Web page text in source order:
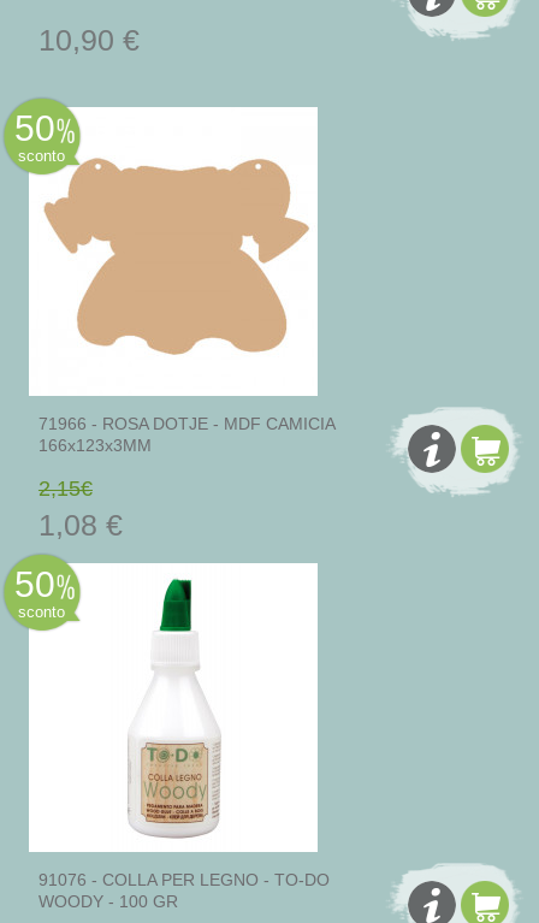
10,90 €
50
sconto
71966 - ROSA DOTJE - MDF CAMICIA
166x123x3MM
2,15€
1,08 €
50
sconto
91076 - COLLA PER LEGNO - TO-DO
WOODY - 100 GR